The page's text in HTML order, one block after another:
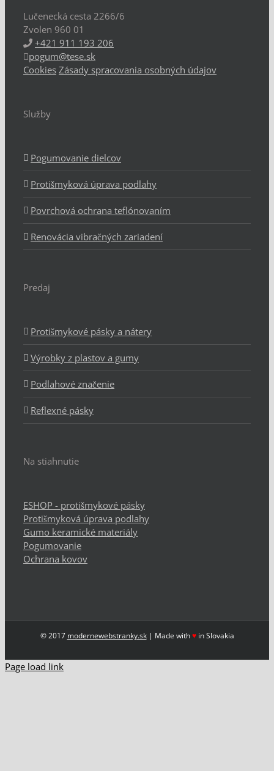
Lučenecká cesta 2266/6
Zvolen 960 01
+421 911 193 206
pogum@tese.sk
Cookies Zásady spracovania osobných údajov
Služby
Pogumovanie dielcov
Protišmyková úprava podlahy
Povrchová ochrana teflónovaním
Renovácia vibračných zariadení
Predaj
Protišmykové pásky a nátery
Výrobky z plastov a gumy
Podlahové značenie
Reflexné pásky
Na stiahnutie
ESHOP - protišmykové pásky
Protišmyková úprava podlahy
Gumo keramické materiály
Pogumovanie
Ochrana kovov
© 2017 modernewebstranky.sk| Made with♥in Slovakia
Page load link